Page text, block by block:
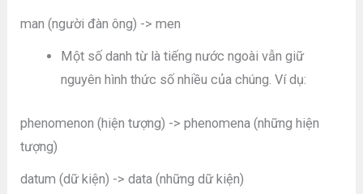
man (người đàn ông) -> men
Một số danh từ là tiếng nước ngoài vẫn giữ
nguyên hình thức số nhiều của chúng. Ví dụ:
phenomenon (hiện tượng) -> phenomena (những hiện
tượng)
datum (dữ kiện) -> data (những dữ kiện)